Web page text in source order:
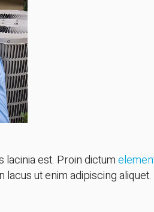
lacinia est. Proin dictum
ut enim adipiscing